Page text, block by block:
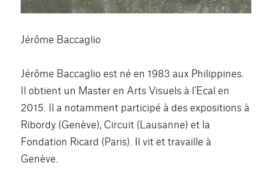
Jérôme Baccaglio
Jérôme Baccaglio est né en 1983 aux Philippines.
Il obtient un Master en Arts Visuels à l’Ecal en
2015. Il a notamment participé à des expositions à
Ribordy (Genève), Circuit (Lausanne) et la
Fondation Ricard (Paris). Il vit et travaille à
Genève.